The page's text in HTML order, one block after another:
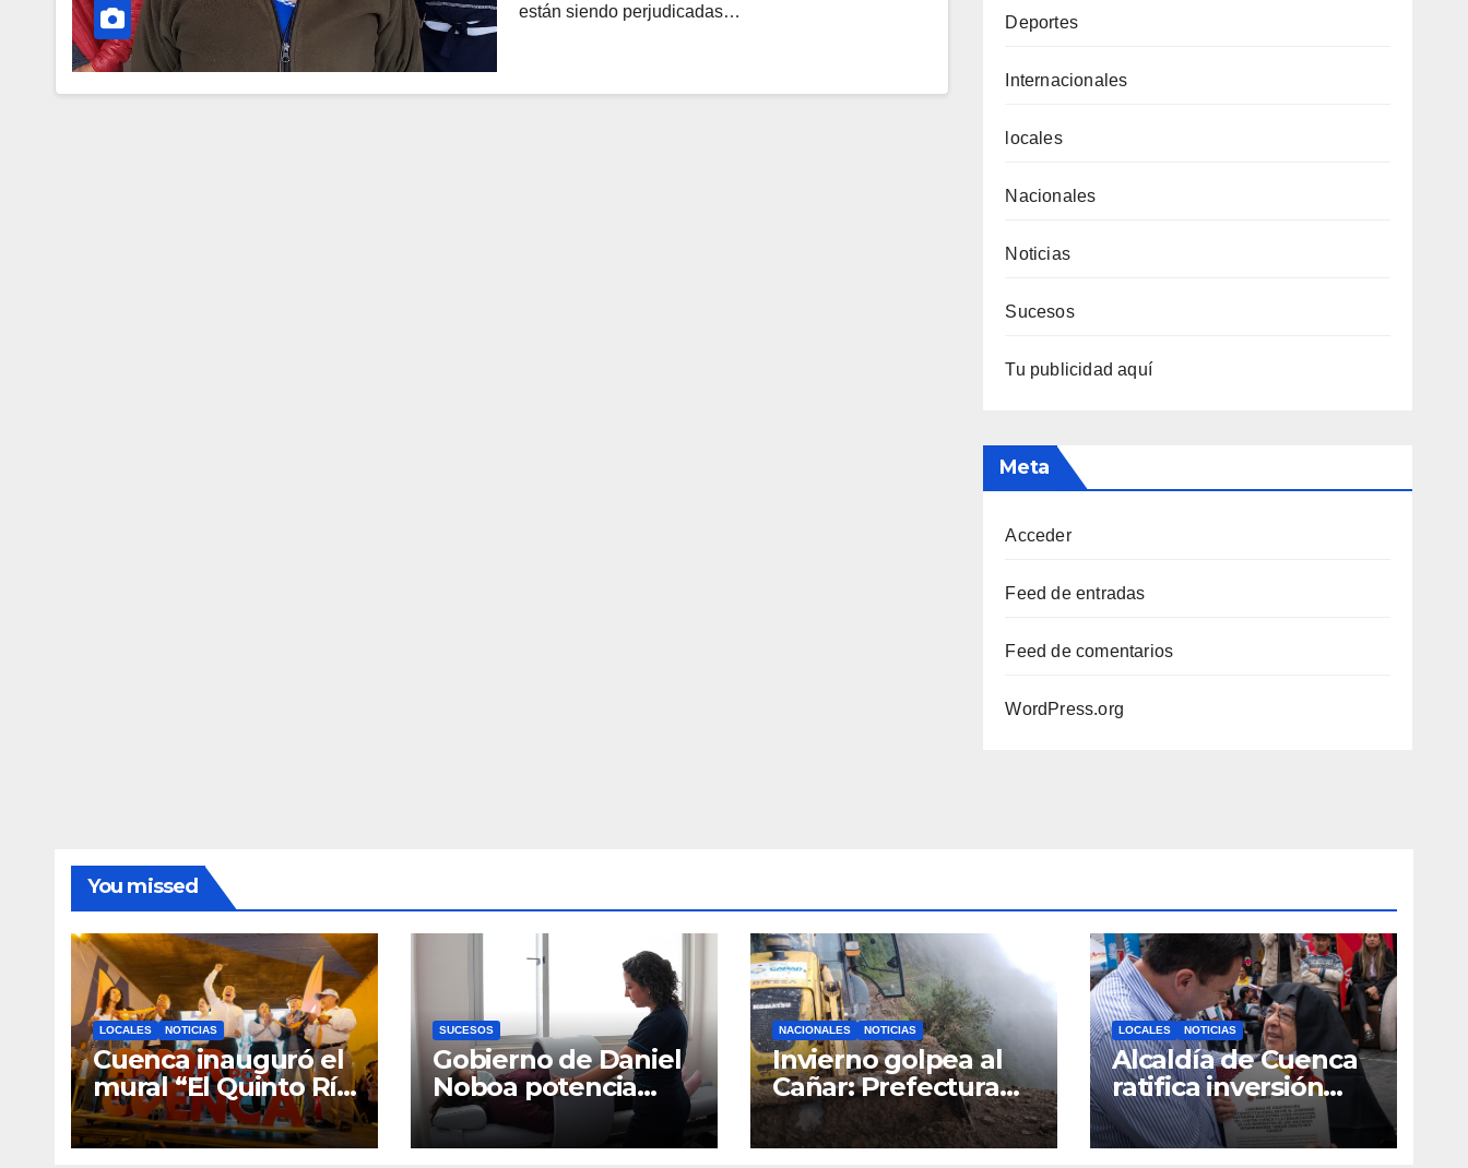
están siendo perjudicadas…
Deportes
Internacionales
locales
Nacionales
Noticias
Sucesos
Tu publicidad aquí
Meta
Acceder
Feed de entradas
Feed de comentarios
WordPress.org
You missed
LOCALES NOTICIAS
Cuenca inauguró el
mural “El Quinto Río
Vive”, símbolo de la
defensa ciudadana
SUCESOS
Gobierno de Daniel
Noboa potencia
Centro Materno
Infantil y
NACIONALES NOTICIAS
Invierno golpea al
Cañar: Prefectura
despliega
maquinaria en toda
LOCALES NOTICIAS
Alcaldía de Cuenca
ratifica inversión
social con
fundaciones e